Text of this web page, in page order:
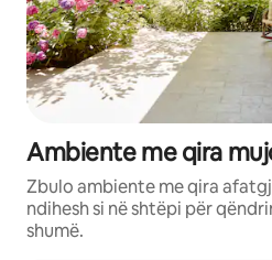
Ambiente me qira
Zbulo ambiente me qira
ndihesh si në shtëpi për
shumë.